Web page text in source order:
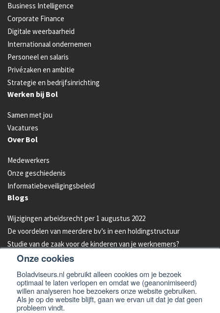
Onze cookies
Boladviseurs.nl gebruikt alleen cookies om je bezoek
optimaal te laten verlopen en omdat we (geanonimiseerd)
willen analyseren hoe bezoekers onze website gebruiken.
Als je op de website blijft, gaan we ervan uit dat je dat geen
probleem vindt.
Business Intelligence
Corporate Finance
Digitale weerbaarheid
Internationaal ondernemen
Personeel en salaris
Privézaken en ambitie
Strategie en bedrijfsinrichting
Werken bij Bol
Samen met jou
Vacatures
Over Bol
Medewerkers
Onze geschiedenis
Informatiebeveiligingsbeleid
Blogs
Wijzigingen arbeidsrecht per 1 augustus 2022
De voordelen van meerdere bv’s in een holdingstructuur
Studie van de zaak voor de kinderen van je werknemers?
Energielabel C vanaf 2023 verplicht voor kantoren
Bleeders omzetten in feeders: zo doe je dat!